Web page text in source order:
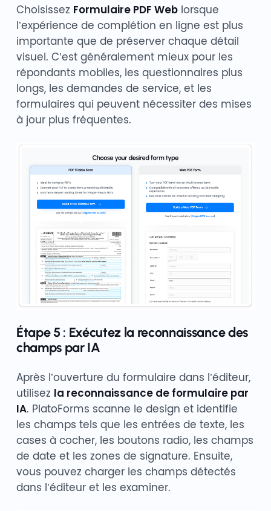
Choisissez Formulaire PDF Weblorsque
l’expérience de complétion en ligne est plus
importante que de préserver chaque détail
visuel. C’est généralement mieux pour les
répondants mobiles, les questionnaires plus
longs, les demandes de service, et les
formulaires qui peuvent nécessiter des mises
à jour plus fréquentes.
Étape 5 : Exécutez la reconnaissance des
champs par IA
Après l’ouverture du formulaire dans l’éditeur,
utilisez la reconnaissance de formulaire par
IA. PlatoForms scanne le design et identifie
les champs tels que les entrées de texte, les
cases à cocher, les boutons radio, les champs
de date et les zones de signature. Ensuite,
vous pouvez charger les champs détectés
dans l’éditeur et les examiner.